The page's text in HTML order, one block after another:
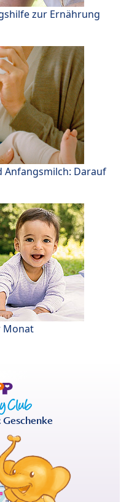
zur Ernährung
Anfangsmilch: Darauf
Monat